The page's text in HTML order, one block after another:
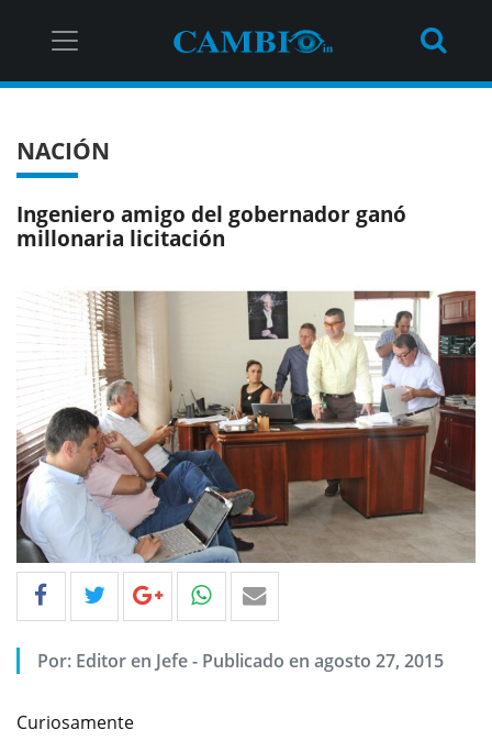
NACIÓN
Ingeniero amigo del gobernador ganó
millonaria licitación
Por: Editor en Jefe - Publicado en agosto 27, 2015
Curiosamente